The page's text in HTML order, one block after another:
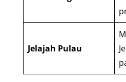
Jelajah Pulau